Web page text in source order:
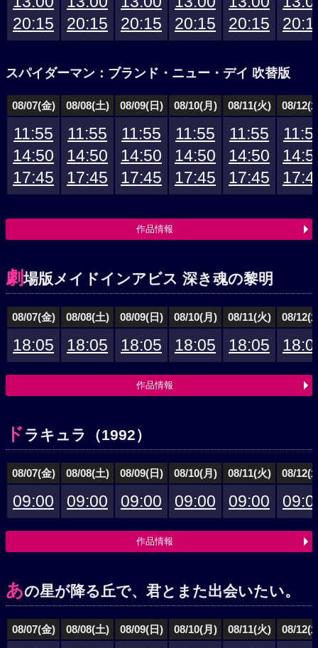
20:15
20:15
20:15
20:15
20:15
スパイダーマン：ブランド・ニュー・デイ 吹替版
08/07(金) 08/08(土) 08/09(日) 08/10(月) 08/11(火) 08/12(
11:55
14:50
17:45
11:55
14:50
17:45
11:55
14:50
17:45
11:55
14:50
17:45
11:55
14:50
17:45
作品情報
劇場版メイドインアビス 深き魂の黎明
08/07(金) 08/08(土) 08/09(日) 08/10(月) 08/11(火) 08/12(
18:05 18:05 18:05 18:05 18:05
作品情報
ド ラキュラ（1992）
08/07(金) 08/08(土) 08/09(日) 08/10(月) 08/11(火) 08/12(
09:00 09:00 09:00 09:00 09:00
作品情報
あの星が降る丘で、君とまた出会いたい。
08/07(金) 08/08(土) 08/09(日) 08/10(月) 08/11(火) 08/12(